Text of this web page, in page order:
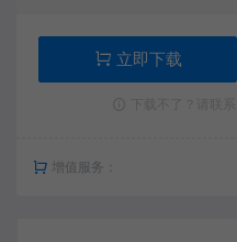
立即下载
增值服务：